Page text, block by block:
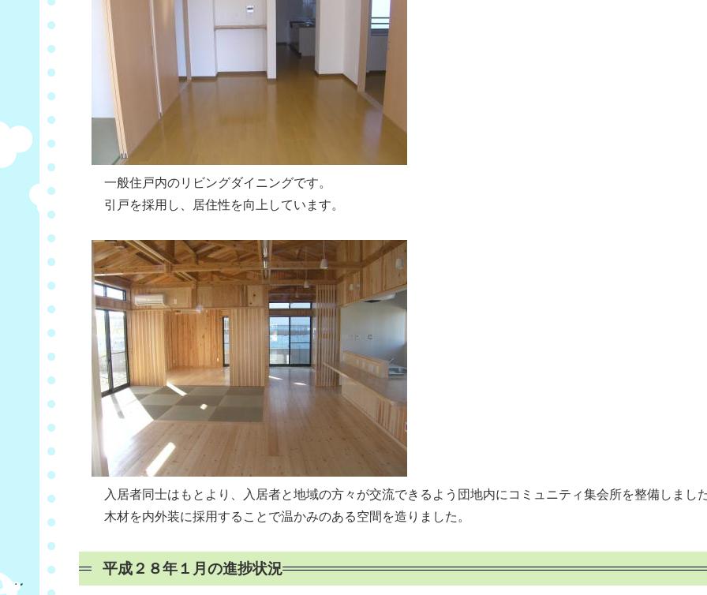
一般住戸内のリビングダイニングです。
引戸を採用し、居住性を向上しています。
入居者同士はもとより、入居者と地域の方々が交流できるよう団地内にコミュニティ集会所を整備しまし
木材を内外装に採用することで温かみのある空間を造りました。
平成２８年１月の進捗状況